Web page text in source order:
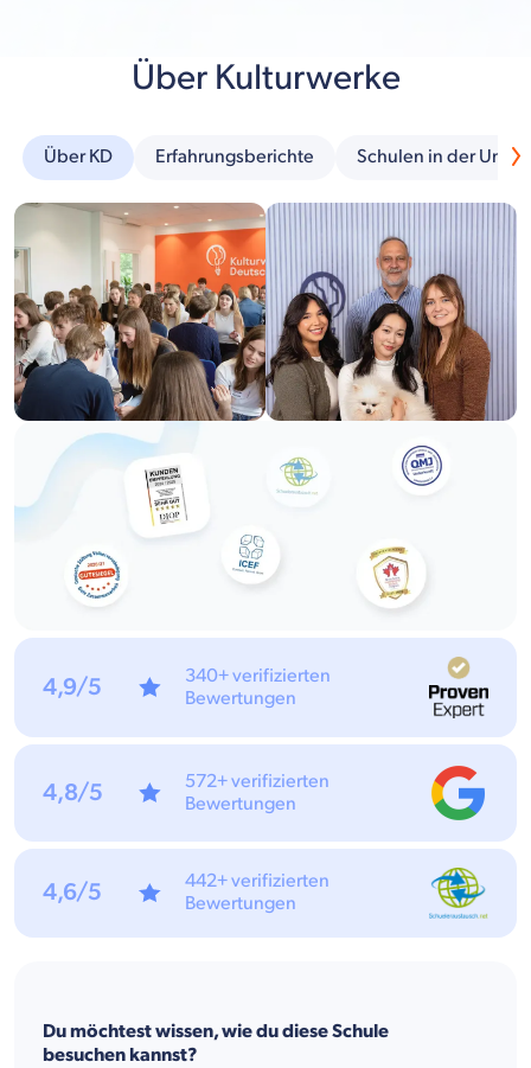
Über Kulturwerke
Über KD Erfahrungsberichte Schulen in der
Du möchtest wissen, wie du diese Schule
besuchen kannst?
4,9/5
340+ verifizierten
Bewertungen
4,8/5
572+ verifizierten
Bewertungen
4,6/5
442+ verifizierten
Bewertungen